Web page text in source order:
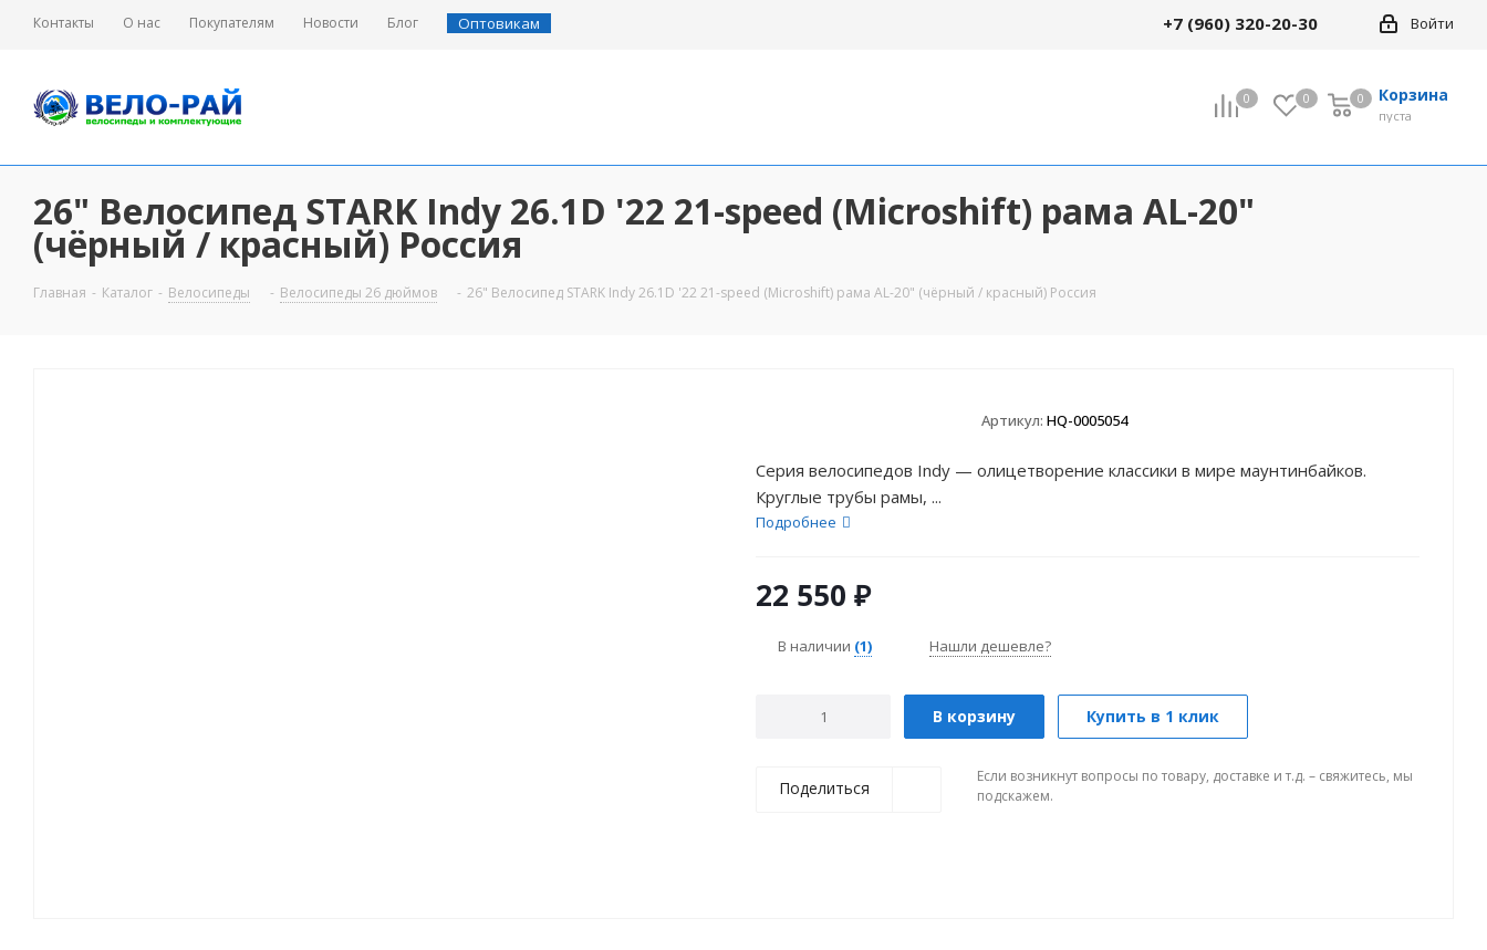
Контакты О нас Покупателям Новости Блог Оптовикам Войти
+7 (960) 320-20-30
0 0 Корзина
0
пуста
0
26" Велосипед STARK Indy 26.1D '22 21-speed (Microshift) рама AL-20"
(чёрный / красный) Россия
Главная - Каталог - Велосипеды - Велосипеды 26 дюймов - 26" Велосипед STARK Indy 26.1D '22 21-speed (Microshift) рама AL-20" (чёрный / красный) Россия
Артикул: HQ-0005054
Серия велосипедов Indy — олицетворение классики в мире маунтинбайков.
Круглые трубы рамы, ...
Подробнее
22 550 ₽
В наличии (1) Нашли дешевле?
В корзину Купить в 1 клик
Поделиться
Если возникнут вопросы по товару, доставке и т.д. – свяжитесь, мы
подскажем.